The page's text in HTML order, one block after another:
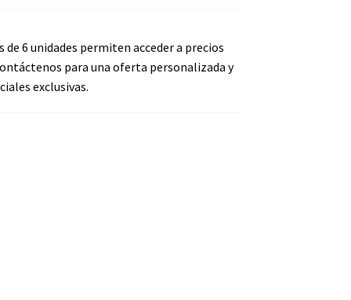
6 unidades permiten acceder a precios
para una oferta personalizada y
exclusivas.